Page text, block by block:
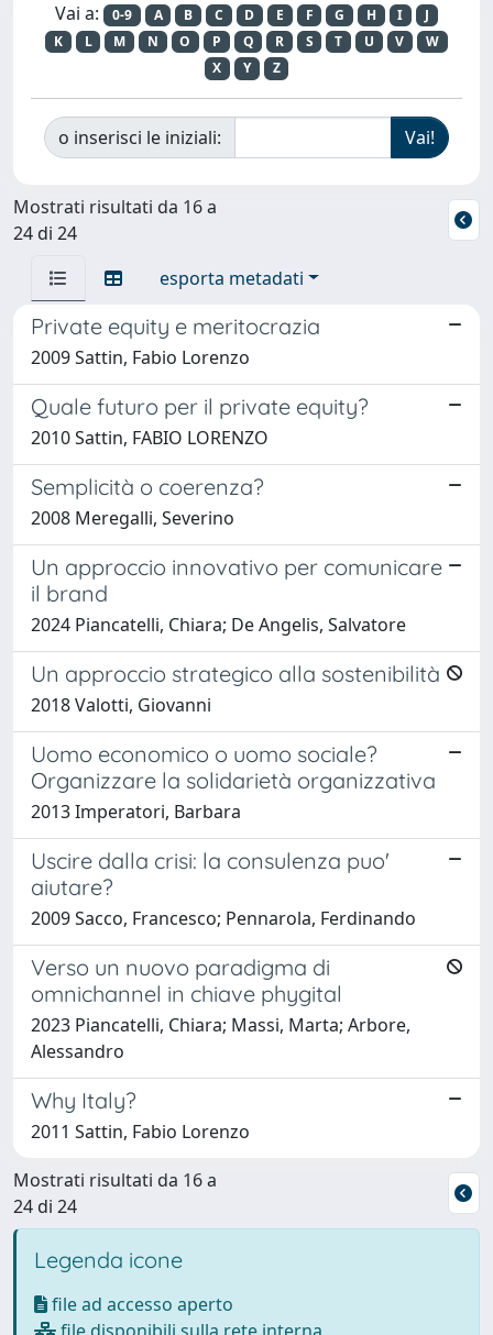
Vai a: 0-9 A B C D E F G H I
J
K
L M N O P Q R S T U V
W
X
Y Z
o inserisci le iniziali:
Mostrati risultati da 16 a
24 di 24
esporta metadati
Private equity e meritocrazia
2009 Sattin, Fabio Lorenzo
Quale futuro per il private equity?
2010 Sattin, FABIO LORENZO
Semplicità o coerenza?
2008 Meregalli, Severino
Un approccio innovativo per comunicare
il brand
2024 Piancatelli, Chiara; De Angelis, Salvatore
Un approccio strategico alla sostenibilità
2018 Valotti, Giovanni
Uomo economico o uomo sociale?
Organizzare la solidarietà organizzativa
2013 Imperatori, Barbara
Uscire dalla crisi: la consulenza puo'
aiutare?
2009 Sacco, Francesco; Pennarola, Ferdinando
Verso un nuovo paradigma di
omnichannel in chiave phygital
2023 Piancatelli, Chiara; Massi, Marta; Arbore,
Alessandro
Why Italy?
2011 Sattin, Fabio Lorenzo
Mostrati risultati da 16 a
24 di 24
Legenda icone
file ad accesso aperto
file disponibili sulla rete interna